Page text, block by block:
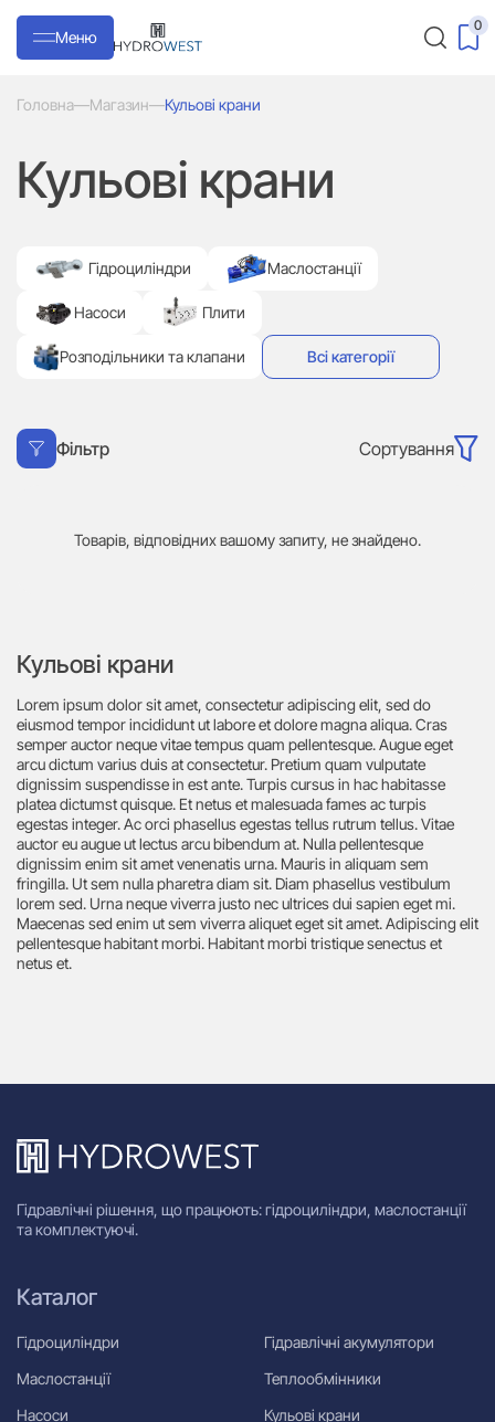
Меню
0
Головна—Магазин—Кульові крани
Кульові крани
Гідроциліндри Маслостанції
Насоси Плити
Розподільники та клапани Всі категорії
Фільтр Сортування
Товарів, відповідних вашому запиту, не знайдено.
Кульові крани
Lorem ipsum dolor sit amet, consectetur adipiscing elit, sed do
eiusmod tempor incididunt ut labore et dolore magna aliqua. Cras
semper auctor neque vitae tempus quam pellentesque. Augue eget
arcu dictum varius duis at consectetur. Pretium quam vulputate
dignissim suspendisse in est ante. Turpis cursus in hac habitasse
platea dictumst quisque. Et netus et malesuada fames ac turpis
egestas integer. Ac orci phasellus egestas tellus rutrum tellus. Vitae
auctor eu augue ut lectus arcu bibendum at. Nulla pellentesque
dignissim enim sit amet venenatis urna. Mauris in aliquam sem
fringilla. Ut sem nulla pharetra diam sit. Diam phasellus vestibulum
lorem sed. Urna neque viverra justo nec ultrices dui sapien eget mi.
Maecenas sed enim ut sem viverra aliquet eget sit amet. Adipiscing elit
pellentesque habitant morbi. Habitant morbi tristique senectus et
netus et.
Гідравлічні рішення, що працюють: гідроциліндри, маслостанції
та комплектуючі.
Каталог
Гідроциліндри
Маслостанції
Насоси
Гідравлічні акумулятори
Теплообмінники
Кульові крани